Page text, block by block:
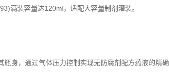
满装容量达120ml，适配大容量制剂灌装。
，通过气体压力控制实现无防腐剂配方药液的精